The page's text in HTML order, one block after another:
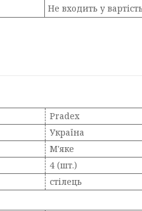
Не входить у вартість
Pradex
Україна
М'яке
4 (шт.)
стілець